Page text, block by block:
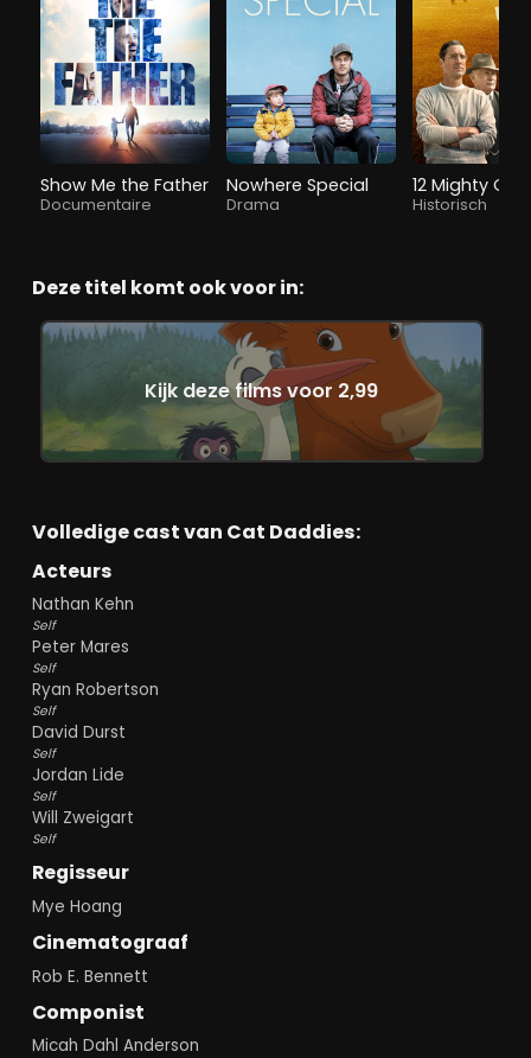
Show Me the Father
Documentaire
Nowhere Special
Drama
12 Mighty
Historisch
Deze titel komt ook voor in:
Kijk deze films voor 2,99
Volledige cast van Cat Daddies:
Acteurs
Nathan Kehn
Self
Peter Mares
Self
Ryan Robertson
Self
David Durst
Self
Jordan Lide
Self
Will Zweigart
Self
Regisseur
Mye Hoang
Cinematograaf
Rob E. Bennett
Componist
Micah Dahl Anderson